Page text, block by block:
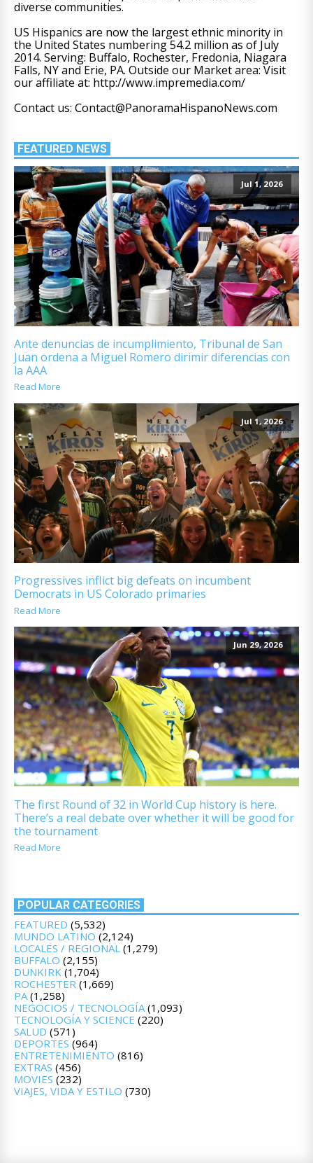
diverse communities.
US Hispanics are now the largest ethnic minority in
the United States numbering 54.2 million as of July
2014. Serving: Buffalo, Rochester, Fredonia, Niagara
Falls, NY and Erie, PA. Outside our Market area: Visit
our affiliate at: http://www.impremedia.com/
Contact us: Contact@PanoramaHispanoNews.com
FEATURED NEWS
Jul 1, 2026
Ante denuncias de incumplimiento, Tribunal de San
Juan ordena a Miguel Romero dirimir diferencias con
la AAA
Read More
Jul 1, 2026
Progressives inflict big defeats on incumbent
Democrats in US Colorado primaries
Read More
Jun 29, 2026
The first Round of 32 in World Cup history is here.
There’s a real debate over whether it will be good for
the tournament
Read More
POPULAR CATEGORIES
FEATURED (5,532)
MUNDO LATINO (2,124)
LOCALES / REGIONAL (1,279)
BUFFALO (2,155)
DUNKIRK (1,704)
ROCHESTER (1,669)
PA(1,258)
NEGOCIOS / TECNOLOGÍA(1,093)
TECNOLOGÍA Y SCIENCE (220)
SALUD (571)
DEPORTES (964)
ENTRETENIMIENTO (816)
EXTRAS (456)
MOVIES (232)
VIAJES, VIDA Y ESTILO (730)